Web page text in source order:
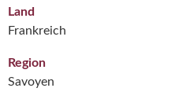
Land
Frankreich
Region
Savoyen